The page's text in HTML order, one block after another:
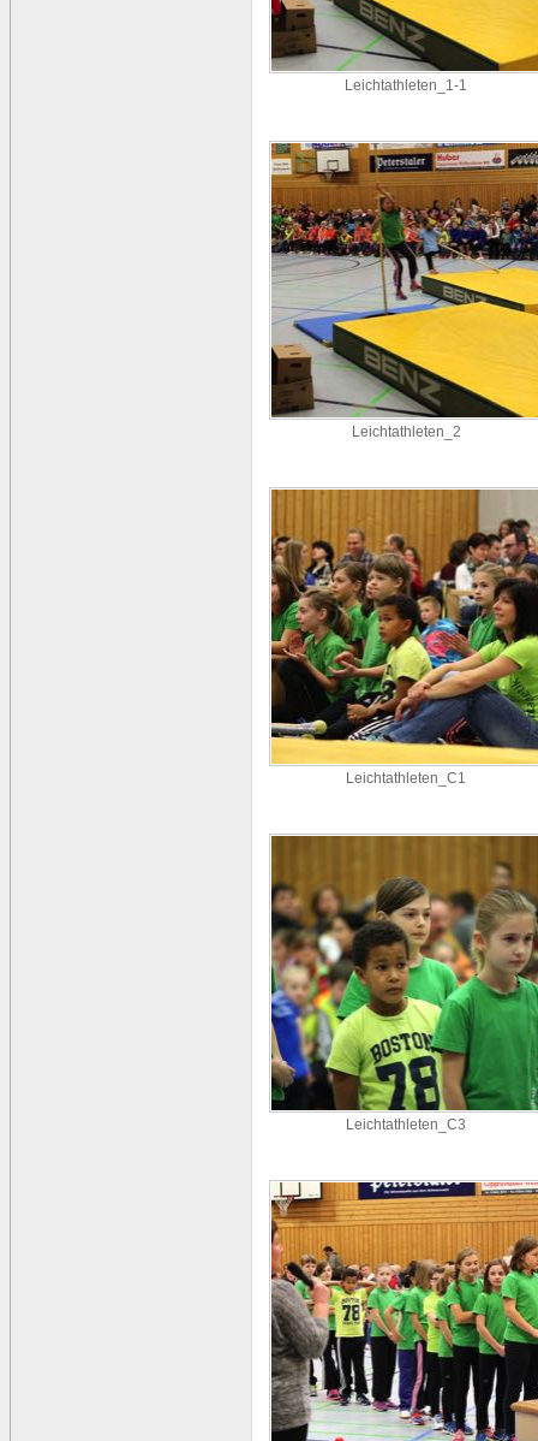
Leichtathleten_1-1
Leichtathleten_2
Leichtathleten_C1
Leichtathleten_C3